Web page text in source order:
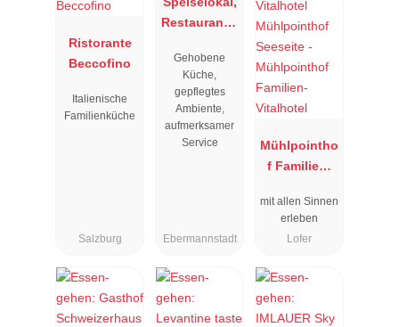
Ristorante
Beccofino
Italienische
Familienküche
Salzburg
Restaurant "
"
Gehobene
Küche,
gepflegtes
Ambiente,
aufmerksamer
Service
Ebermannstadt
Mühlpointho
f Familien-
mit allen Sinnen
erleben
Lofer